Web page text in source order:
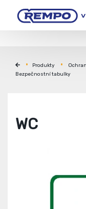
Produkty
Bezpečnostní tabulky
WC